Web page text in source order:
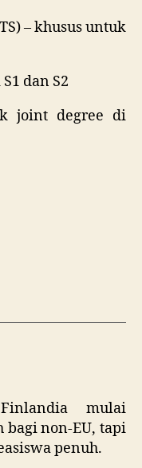
– khusus untuk
dan S2
joint degree di
mulai
non-EU, tapi
penuh.